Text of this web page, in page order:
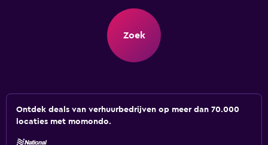
Zoek
Ontdek deals van verhuurbedrijven op meer dan 70.000
locaties met momondo.